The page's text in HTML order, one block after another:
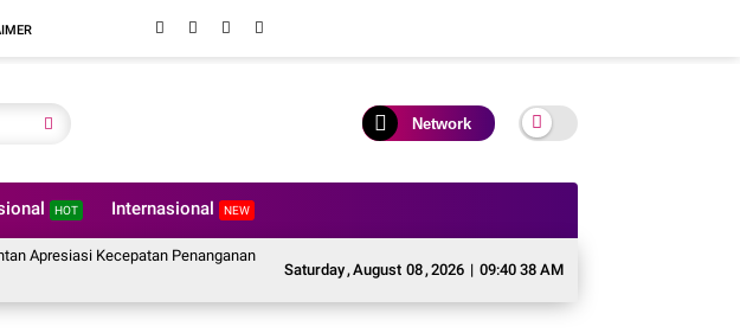
Network
HOT Internasional NEW
Saturday,August 08,2026 | 09:40 39 AM
Kecepatan Penanganan Pascabencana Sektor Pertanian Kabupaten Solok, Alokasi Bantuan Irigasi